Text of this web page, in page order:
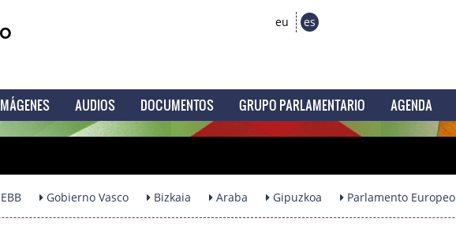
eu es
AUDIOS DOCUMENTOS GRUPO PARLAMENTARIO AGENDA
EBB Gobierno Vasco Bizkaia Araba Gipuzkoa Parlamento Europeo